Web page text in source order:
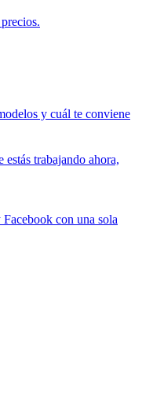
y cuál te conviene
trabajando ahora,
con una sola